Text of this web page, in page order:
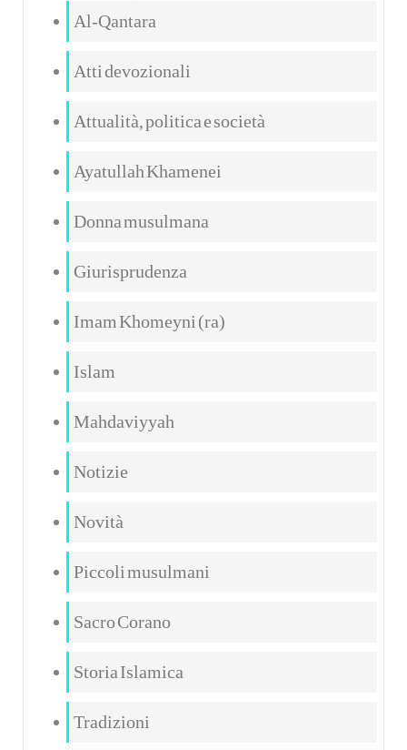
Al-Qantara
Atti devozionali
Attualità, politica e società
Ayatullah Khamenei
Donna musulmana
Giurisprudenza
Imam Khomeyni (ra)
Islam
Mahdaviyyah
Notizie
Novità
Piccoli musulmani
Sacro Corano
Storia Islamica
Tradizioni